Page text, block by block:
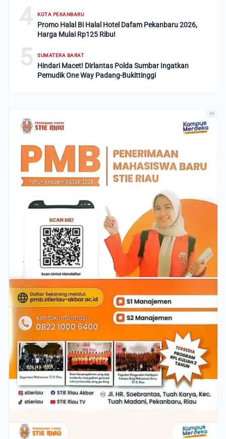
4 KOTA PEKANBARU
Promo Halal Bi Halal Hotel Dafam Pekanbaru 2026,
Harga Mulai Rp125 Ribu!
5 SUMATERA BARAT
Hindari Macet! Dirlantas Polda Sumbar Ingatkan
Pemudik One Way Padang-Bukittinggi
Ad